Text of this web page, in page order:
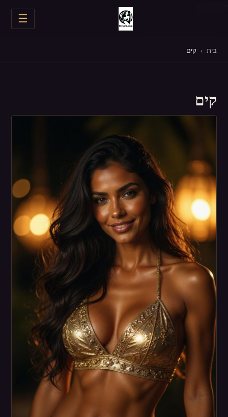
☰
חשפניות בצפון
חשפניות בדרום
יום הולדת
עד הבית
מסיבת גירושין
איך מזמינים
בית › קים
קים